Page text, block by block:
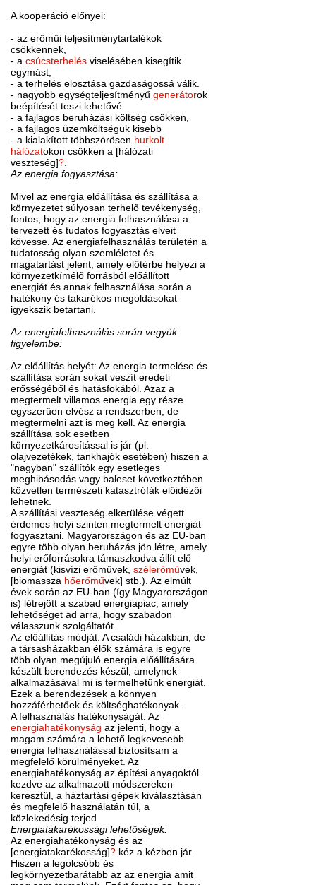
A kooperáció előnyei:
- az erőműi teljesítménytartalékok
csökkennek,
- acsúcsterhelés viselésében kisegítik
egymást,
- a terhelés elosztása gazdaságossá válik.
- nagyobb egységteljesítményűgenerátorok
beépítését teszi lehetővé:
- a fajlagos beruházási költség csökken,
- a fajlagos üzemköltségük kisebb
- a kialakított többszörösen hurkolt
hálózatokon csökken a [hálózati
veszteség]?.
Az energia fogyasztása:
Mivel az energia előállítása és szállítása a
környezetet súlyosan terhelő tevékenység,
fontos, hogy az energia felhasználása a
tervezett és tudatos fogyasztás elveit
kövesse. Az energiafelhasználás területén a
tudatosság olyan szemléletet és
magatartást jelent, amely előtérbe helyezi a
környezetkímélő forrásból előállított
energiát és annak felhasználása során a
hatékony és takarékos megoldásokat
igyekszik betartani.
Az energiafelhasználás során vegyük
figyelembe:
Az előállítás helyét: Az energia termelése és
szállítása során sokat veszít eredeti
erősségéből és hatásfokából. Azaz a
megtermelt villamos energia egy része
egyszerűen elvész a rendszerben, de
megtermelni azt is meg kell. Az energia
szállítása sok esetben
környezetkárosítással is jár (pl.
olajvezetékek, tankhajók esetében) hiszen a
"nagyban" szállítók egy esetleges
meghibásodás vagy baleset következtében
közvetlen természeti katasztrófák előidézői
lehetnek.
A szállítási veszteség elkerülése végett
érdemes helyi szinten megtermelt energiát
fogyasztani. Magyarországon és az EU-ban
egyre több olyan beruházás jön létre, amely
helyi erőforrásokra támaszkodva állít elő
energiát (kisvízi erőművek,szélerőművek,
[biomassza hőerőművek] stb.). Az elmúlt
évek során az EU-ban (így Magyarországon
is) létrejött a szabad energiapiac, amely
lehetőséget ad arra, hogy szabadon
válasszunk szolgáltatót.
Az előállítás módját: A családi házakban, de
a társasházakban élők számára is egyre
több olyan megújuló energia előállítására
készült berendezés készül, amelynek
alkalmazásával mi is termelhetünk energiát.
Ezek a berendezések a könnyen
hozzáférhetőek és költséghatékonyak.
A felhasználás hatékonyságát: Az
energiahatékonyság az jelenti, hogy a
magam számára a lehető legkevesebb
energia felhasználással biztosítsam a
megfelelő körülményeket. Az
energiahatékonyság az építési anyagoktól
kezdve az alkalmazott módszereken
keresztül, a háztartási gépek kiválasztásán
és megfelelő használatán túl, a
közlekedésig terjed
Energiatakarékossági lehetőségek:
Az energiahatékonyság és az
[energiatakarékosság]? kéz a kézben jár.
Hiszen a legolcsóbb és
legkörnyezetbarátabb az az energia amit